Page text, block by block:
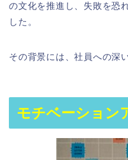
の文化を推進し、失敗を恐
した。
その背景には、社員への深
モチベーション